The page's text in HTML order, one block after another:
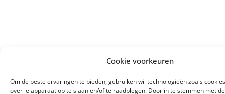
Cookie voorkeuren
Om de beste ervaringen te bieden, gebruiken wij technologieën zoals
over je apparaat op te slaan en/of te raadplegen. Door in te stemmen met